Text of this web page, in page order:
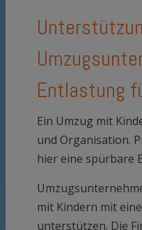
Entlastung
Ein Umzug mit
und Organisation.
hier eine spürbare
mit Kindern mit
unterstützen. Die